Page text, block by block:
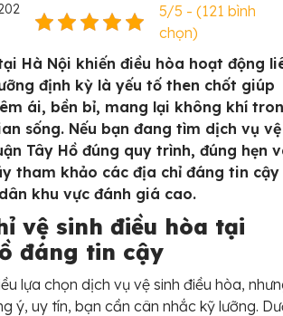
5/5 - (121 bình
chọn)
Hà Nội khiến điều hòa hoạt động
định kỳ là yếu tố then chốt giúp
ái, bền bỉ, mang lại không khí
sống. Nếu bạn đang tìm dịch vụ vệ
Tây Hồ đúng quy trình, đúng hẹn
tham khảo các địa chỉ đáng tin cậy
khu vực đánh giá cao.
vệ sinh điều hòa tại
đáng tin cậy
lựa chọn dịch vụ vệ sinh điều hòa,
ý, uy tín, bạn cần cân nhắc kỹ lưỡng.